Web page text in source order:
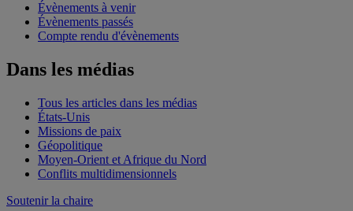
Évènements à venir
Évènements passés
Compte rendu d'évènements
Dans les médias
Tous les articles dans les médias
États-Unis
Missions de paix
Géopolitique
Moyen-Orient et Afrique du Nord
Conflits multidimensionnels
Soutenir la chaire